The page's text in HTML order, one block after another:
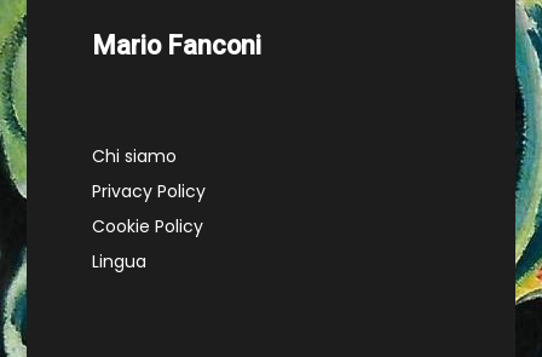
Mario Fanconi
Chi siamo
Privacy Policy
Cookie Policy
Lingua